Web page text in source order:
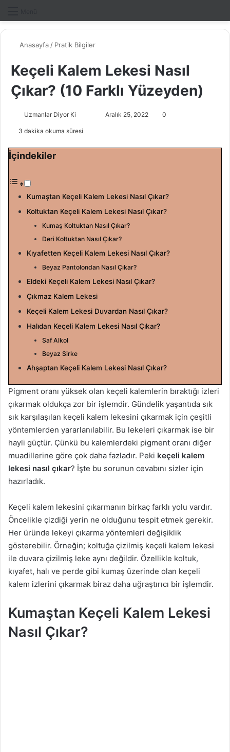
Anasayfa / Pratik Bilgiler
Keçeli Kalem Lekesi Nasıl
Çıkar? (10 Farklı Yüzeyden)
Uzmanlar Diyor Ki
n
X
s
t
a
g
ö
r
m
e
Aralık 25, 2022 0
3 dakika okuma süresi
İçindekiler
Kumaştan Keçeli Kalem Lekesi Nasıl Çıkar?
Koltuktan Keçeli Kalem Lekesi Nasıl Çıkar?
Kumaş Koltuktan Nasıl Çıkar?
Deri Koltuktan Nasıl Çıkar?
Kıyafetten Keçeli Kalem Lekesi Nasıl Çıkar?
Beyaz Pantolondan Nasıl Çıkar?
Eldeki Keçeli Kalem Lekesi Nasıl Çıkar?
Çıkmaz Kalem Lekesi
Keçeli Kalem Lekesi Duvardan Nasıl Çıkar?
Halıdan Keçeli Kalem Lekesi Nasıl Çıkar?
Saf Alkol
Beyaz Sirke
Ahşaptan Keçeli Kalem Lekesi Nasıl Çıkar?
Pigment oranı yüksek olan keçeli kalemlerin bıraktığı izleri
çıkarmak oldukça zor bir işlemdir. Gündelik yaşantıda sık
sık karşılaşılan keçeli kalem lekesini çıkarmak için çeşitli
yöntemlerden yararlanılabilir. Bu lekeleri çıkarmak ise bir
hayli güçtür. Çünkü bu kalemlerdeki pigment oranı diğer
muadillerine göre çok daha fazladır. Peki keçeli kalem
lekesi nasıl çıkar? İşte bu sorunun cevabını sizler için
hazırladık.
Keçeli kalem lekesini çıkarmanın birkaç farklı yolu vardır.
Öncelikle çizdiği yerin ne olduğunu tespit etmek gerekir.
Her üründe lekeyi çıkarma yöntemleri değişiklik
gösterebilir. Örneğin; koltuğa çizilmiş keçeli kalem lekesi
ile duvara çizilmiş leke aynı değildir. Özellikle koltuk,
kıyafet, halı ve perde gibi kumaş üzerinde olan keçeli
kalem izlerini çıkarmak biraz daha uğraştırıcı bir işlemdir.
Kumaştan Keçeli Kalem Lekesi
Nasıl Çıkar?